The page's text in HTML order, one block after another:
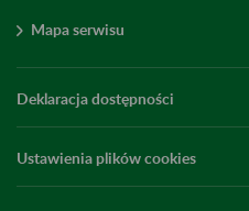
Mapa serwisu
Deklaracja dostępności
Ustawienia plików cookies